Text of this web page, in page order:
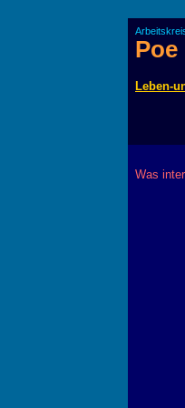
Poe
Leben-
Was